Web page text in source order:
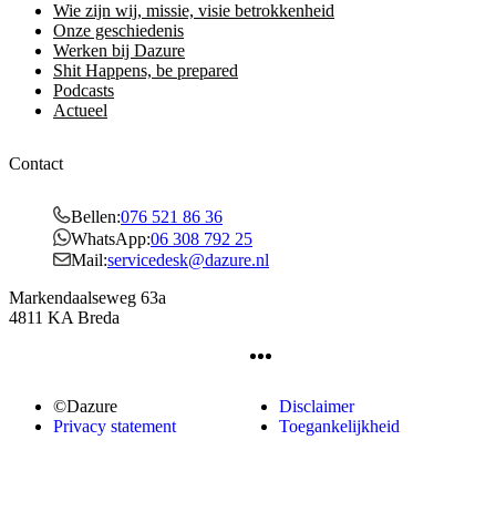
Wie zijn wij, missie, visie betrokkenheid
Onze geschiedenis
Werken bij Dazure
Shit Happens, be prepared
Podcasts
Actueel
Contact
Bellen:076 521 86 36
WhatsApp:06 308 792 25
Mail:servicedesk@dazure.nl
Markendaalseweg 63a
4811 KA Breda
©Dazure
Disclaimer
Privacy statement
Toegankelijkheid